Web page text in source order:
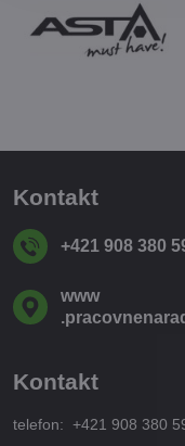
Kontakt
+421 908 380
www​
Kontakt
telefon: +421 908 380